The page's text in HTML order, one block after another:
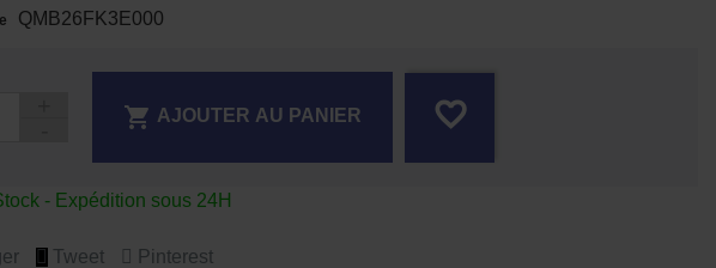
QMB26FK3E000
 AJOUTER AU PANIER favorite_border
- Expédition sous 24H
Tweet Pinterest